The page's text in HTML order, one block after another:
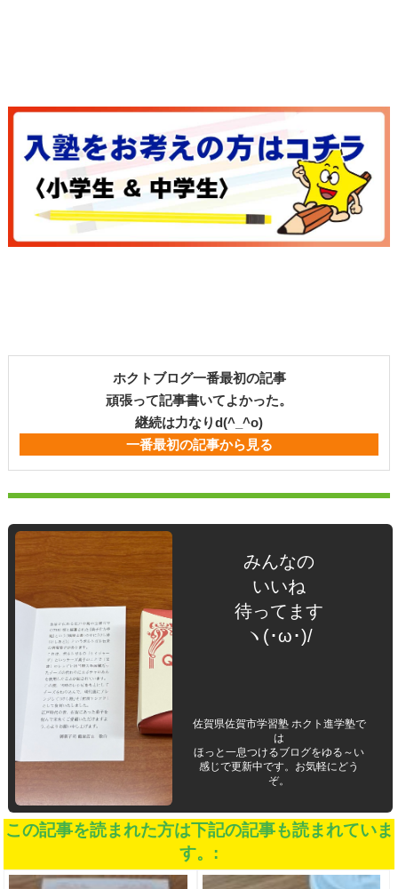
ホクトブログ一番最初の記事
頑張って記事書いてよかった。
継続は力なりd(^_^o)
一番最初の記事から見る
みんなの
いいね
待ってます
ヽ(･ω･)/
佐賀県佐賀市学習塾 ホクト進学塾で
は
ほっと一息つけるブログをゆる～い
感じで更新中です。お気軽にどう
ぞ。
この記事を読まれた方は下記の記事も読まれていま
す。: